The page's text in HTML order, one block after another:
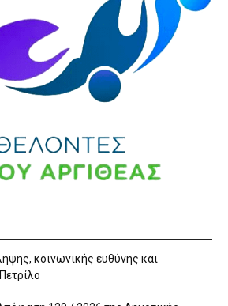
κοινωνικής ευθύνης και